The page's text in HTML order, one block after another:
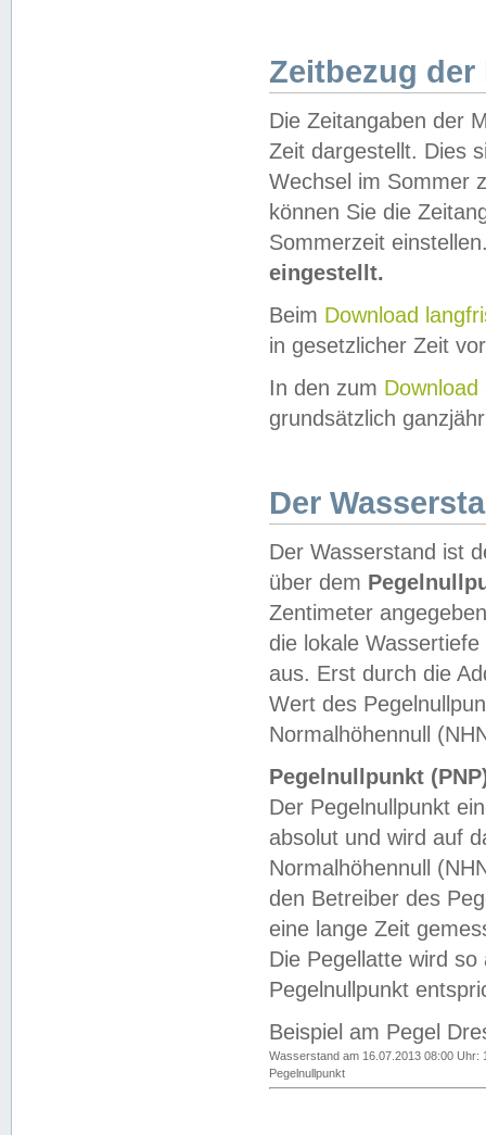
Zeitbezug der
Die Zeitangaben der
Zeit dargestellt. Dies
Wechsel im Sommer
können Sie die
Sommerzeit
eingestellt.
Beim Download
in gesetzlicher Zeit
In den zum Download
grundsätzlich
Der
Der Wasserstand ist
über dem
Zentimeter
die lokale
aus. Erst durch die
Wert des
Normalhöhennull
Pegelnullpunkt
Der Pegelnullpunkt
absolut und wird auf
Normalhöhennull
den Betreiber des
eine lange Zeit
Die Pegellatte wird
Pegelnullpunkt
Beispiel am Pegel
Wasserstand am 16.07.2013 08:00 Uhr:
Pegelnullpunkt